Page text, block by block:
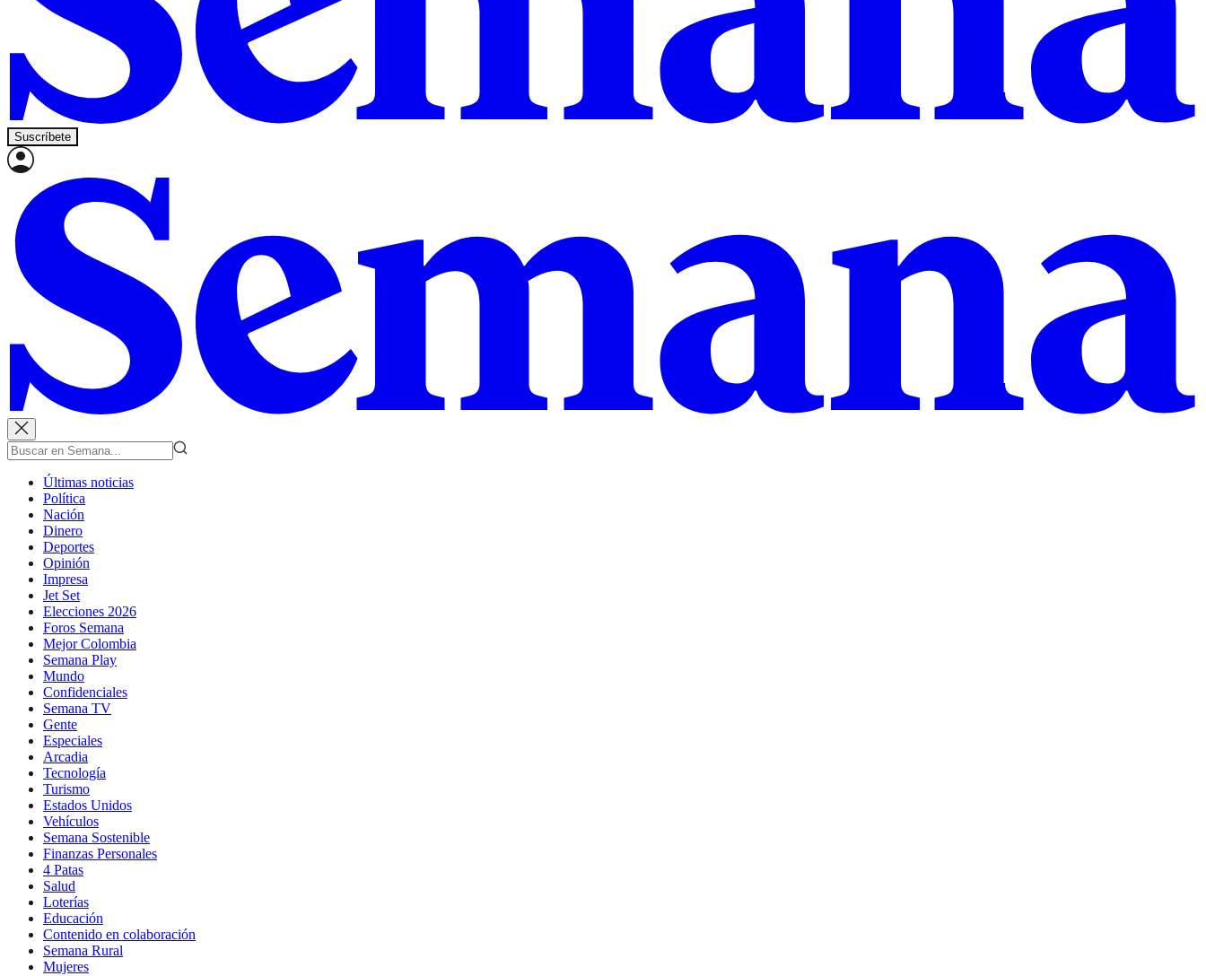
Suscríbete
Últimas noticias
Política
Nación
Dinero
Deportes
Opinión
Impresa
Jet Set
Elecciones 2026
Foros Semana
Mejor Colombia
Semana Play
Mundo
Confidenciales
Semana TV
Gente
Especiales
Arcadia
Tecnología
Turismo
Estados Unidos
Vehículos
Semana Sostenible
Finanzas Personales
4 Patas
Salud
Loterías
Educación
Contenido en colaboración
Semana Rural
Mujeres